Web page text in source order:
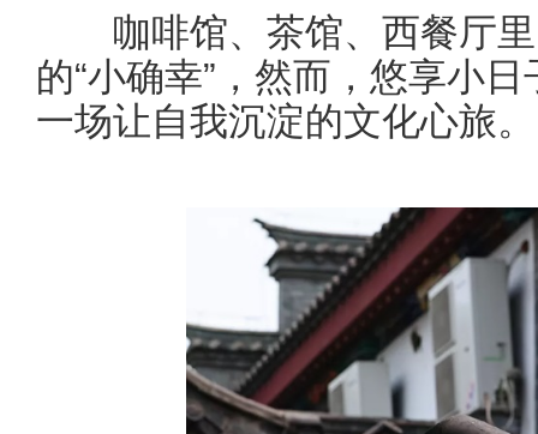
咖啡馆、茶馆、西餐厅里
的“小确幸”，然而，悠享小
一场让自我沉淀的文化心旅。